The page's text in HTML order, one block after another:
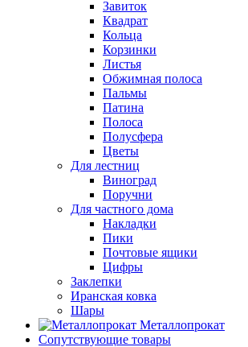
Завиток
Квадрат
Кольца
Корзинки
Листья
Обжимная полоса
Пальмы
Патина
Полоса
Полусфера
Цветы
Для лестниц
Виноград
Поручни
Для частного дома
Накладки
Пики
Почтовые ящики
Цифры
Заклепки
Иранская ковка
Шары
Металлопрокат
Сопутствующие товары